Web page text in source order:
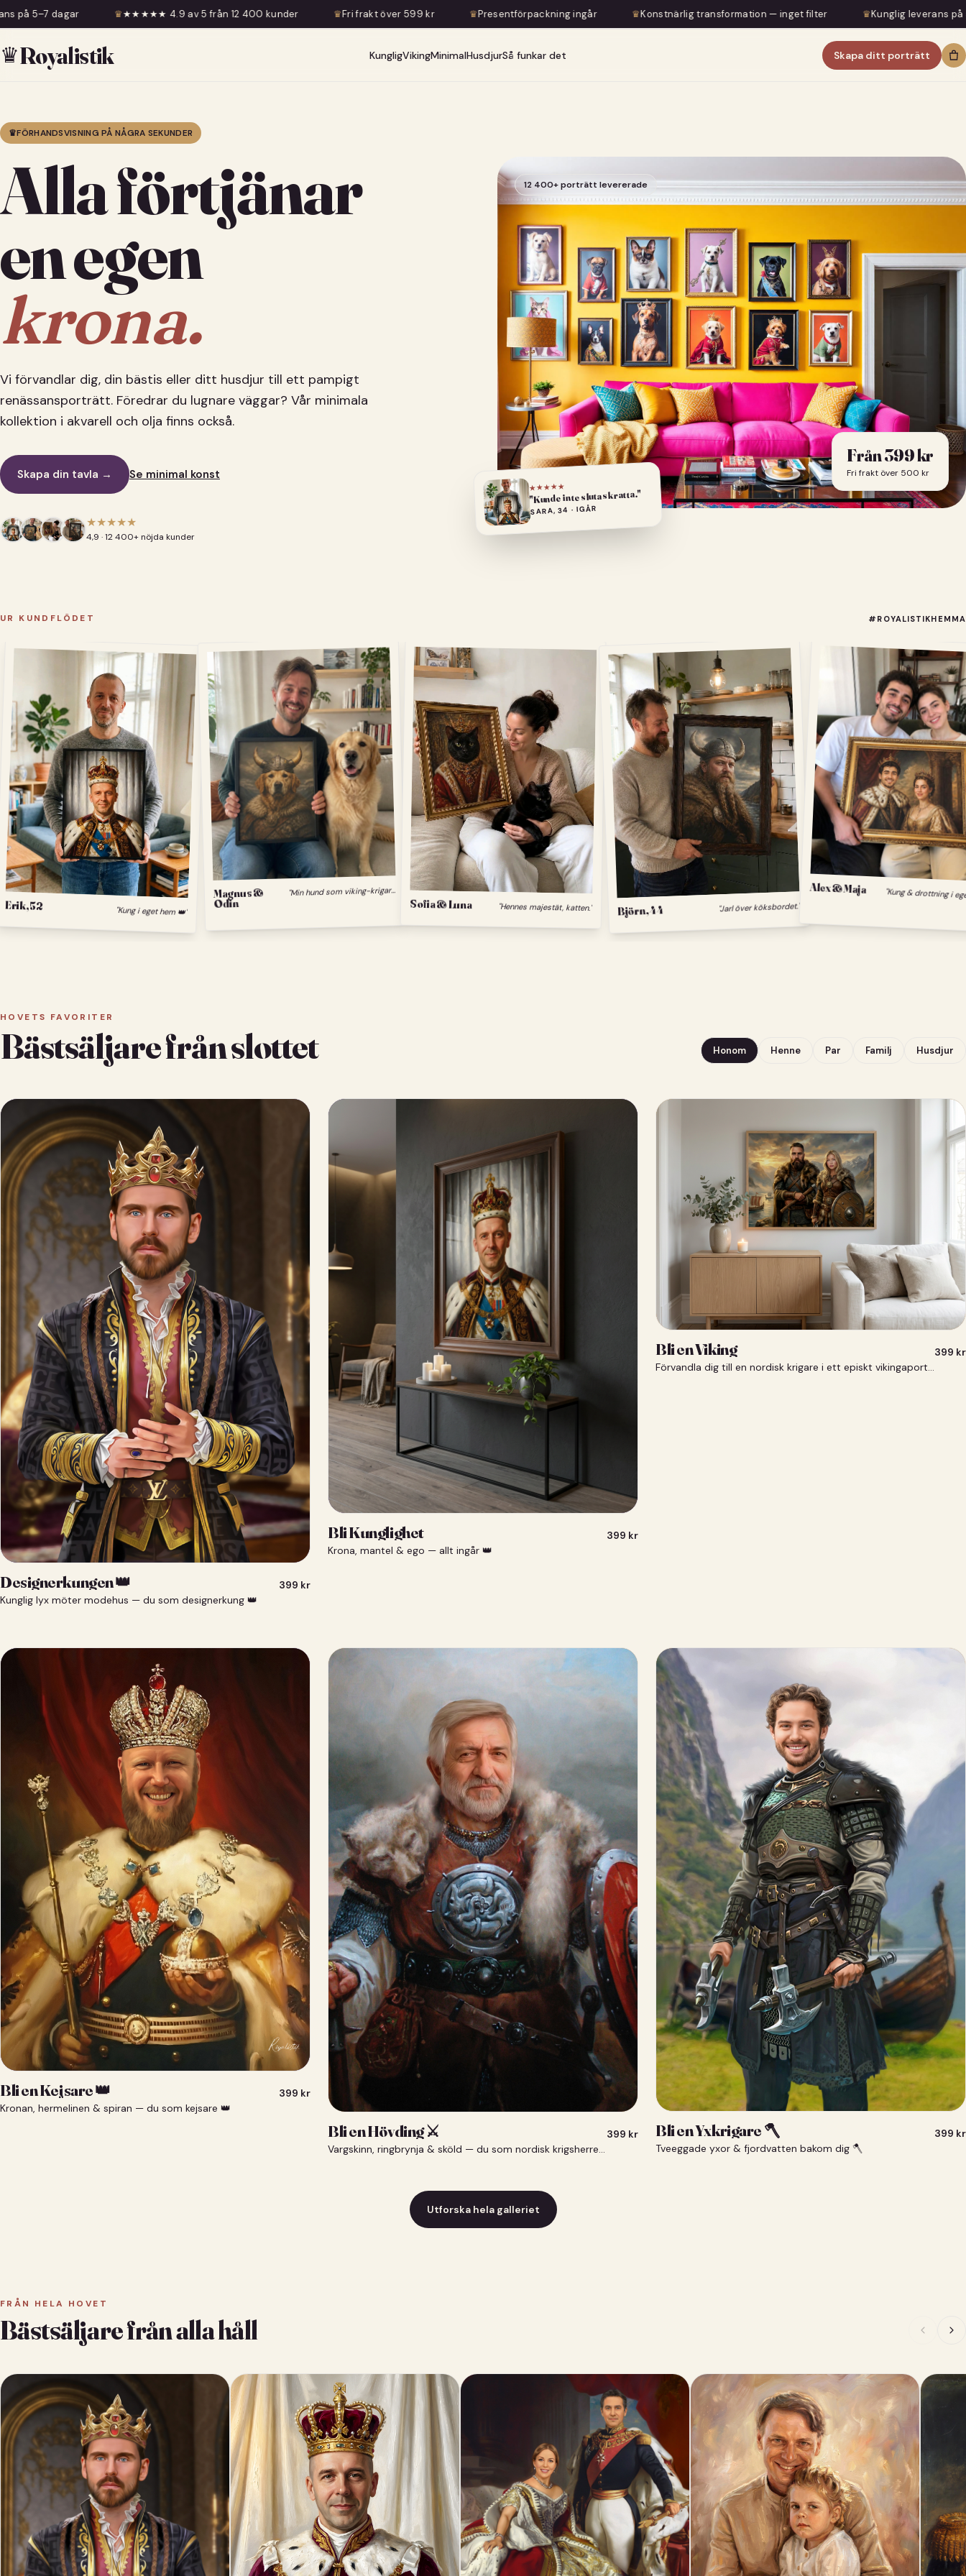
♛★★★★★ 4.9 av 5 från 12 400 kunder ♛Fri frakt över 599 kr ♛Presentförpackning ingår ♛Konstnärlig transformation — inget filter ♛Kunglig leverans på 5–7 dagar
♛Royalistik KungligVikingMinimalHusdjurSå funkar det Skapa ditt porträtt
♛FÖRHANDSVISNING PÅ NÅGRA SEKUNDER
Alla förtjänar
en egen
krona.
Vi förvandlar dig, din bästis eller ditt husdjur till ett pampigt
renässansporträtt. Föredrar du lugnare väggar? Vår minimala
kollektion i akvarell och olja finns också.
Skapa din tavla → Se minimal konst
★★★★★
4,9 · 12 400+ nöjda kunder
Från399kr
Fri frakt över 500 kr
12 400+ porträtt levererade
★★★★★
"Kunde inte sluta skratta."
SARA, 34 · IGÅR
UR KUNDFLÖDET #ROYALISTIKHEMMA
Erik, 52 "Kung i eget hem 👑"
Magnus &
Odin
"
Min hund som viking-krigare."
Sofia & Luna "Hennes majestät, katten." Björn, 44 "Jarl över köksbordet."
Alex & Maja "Kung & drottning i
HOVETS FAVORITER
Bästsäljare från slottet Honom Henne Par Familj Husdjur
Designerkungen 👑
Kunglig lyx möter modehus — du som designerkung 👑
399 kr
Bli Kunglighet
Krona, mantel & ego — allt ingår 👑
399 kr
Bli en Viking
Förvandla dig till en nordisk krigare i ett episkt vikingaporträtt.
399 kr
Bli en Kejsare 👑
Kronan, hermelinen & spiran — du som kejsare 👑
399 kr
Bli en Hövding ⚔️
Vargskinn, ringbrynja & sköld — du som nordisk krigsherre ⚔️
399 kr Bli en Yxkrigare 🪓
Tveeggade yxor & fjordvatten bakom dig 🪓
399 kr
Utforska hela galleriet
FRÅN HELA HOVET
Bästsäljare från alla håll